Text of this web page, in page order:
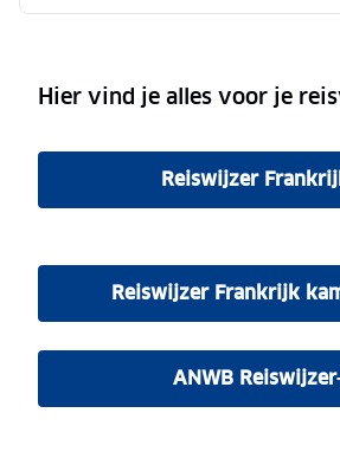
Hier vind je alles voor je
Reiswijzer
Reiswijzer Frankrijk
ANWB Reiswijzer